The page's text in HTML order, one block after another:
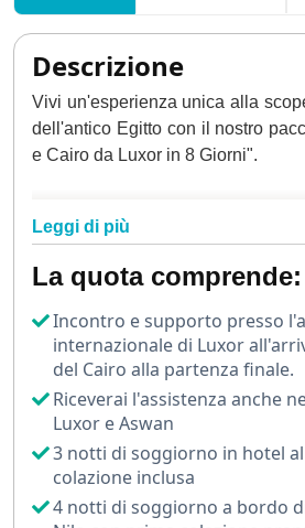
Descrizione
Vivi un'esperienza unica alla
dell'antico Egitto con il nostro
e Cairo da Luxor in 8 Giorni".
crociera sul Nilo
Il tour ha inizio a Luxor,
aperto, dove ti imbarcherai per
condurrà lungo le placide acque
Durante la navigazione avrai
alcuni dei siti archeologici più
Valle dei Re, il Tempio di Karnak,
Edfu e il Tempio di Kom Ombo.
Leggi di più
La quota comprende:
Incontro e supporto presso
internazionale di Luxor
del Cairo alla partenza finale.
Riceverai l'assistenza anche
Luxor e Aswan
3 notti di soggiorno in hotel
colazione inclusa
4 notti di soggiorno a bordo